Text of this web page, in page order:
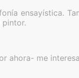
ensayística.
pintor.
ahora- me interesa